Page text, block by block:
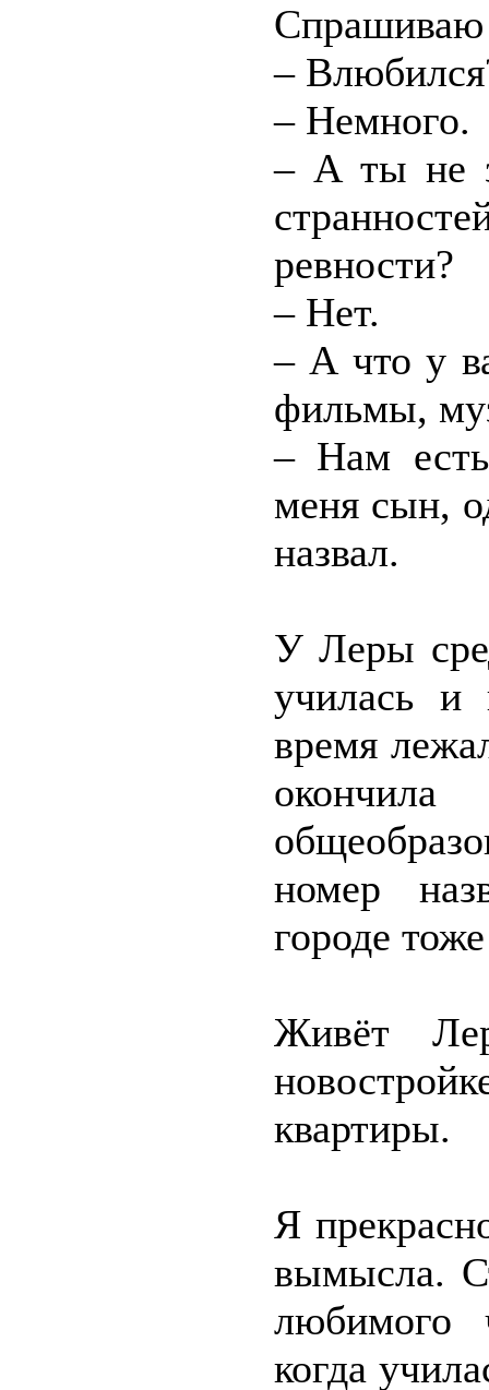
–
– Немного.
– А ты не
ревности?
– Нет.
– А что у
фильмы,
– Нам
меня сын,
назвал.
У Леры
училась и
время
номер
городе
Живёт
квартиры.
Я
вымысла.
любимого
когда